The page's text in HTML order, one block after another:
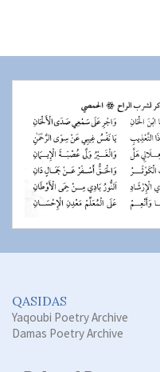
QASIDAS
Yaqoubi Poetry Archive
Damas Poetry Archive